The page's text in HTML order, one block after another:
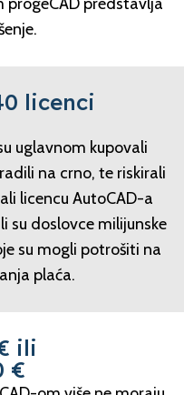
licenci
uglavnom kupovali
na crno, te riskirali
licencu AutoCAD-a
su doslovce milijunske
su mogli potrošiti na
plaća.
ili
€